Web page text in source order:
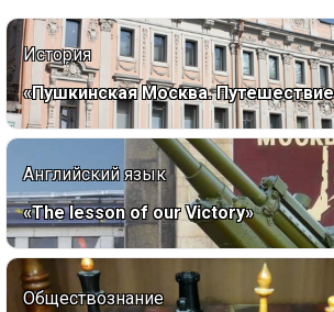
История
«Пушкинская Москва. Путешествие
Английский язык
«The lesson of our Victory»
Обществознание